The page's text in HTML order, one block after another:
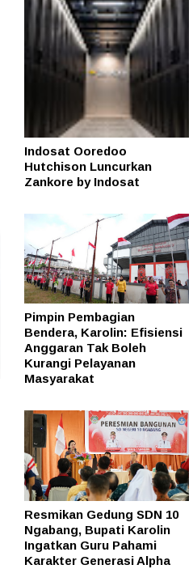
Indosat Ooredoo
Hutchison Luncurkan
Zankore by Indosat
Pimpin Pembagian
Bendera, Karolin: Efisiensi
Anggaran Tak Boleh
Kurangi Pelayanan
Masyarakat
Resmikan Gedung SDN 10
Ngabang, Bupati Karolin
Ingatkan Guru Pahami
Karakter Generasi Alpha